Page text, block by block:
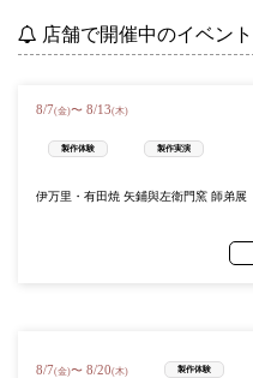
店舗で開催中のイベント
8/7(金)〜 8/13(木)
製作体験 製作実演
伊万里・有田焼 矢鋪與左衛門窯 師弟展
8/7(金)〜 8/20(木) 製作体験